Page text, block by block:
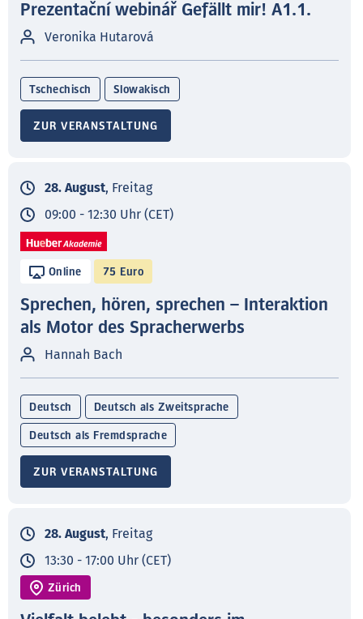
Prezentační webinář Gefällt mir! A1.1.
Veronika Hutarová
Tschechisch Slowakisch
ZUR VERANSTALTUNG
28. August, Freitag
09:00 - 12:30 Uhr (CET)
Online 75 Euro
Sprechen, hören, sprechen – Interaktion
als Motor des Spracherwerbs
Hannah Bach
Deutsch Deutsch als Zweitsprache
Deutsch als Fremdsprache
ZUR VERANSTALTUNG
28. August, Freitag
13:30 - 17:00 Uhr (CET)
Zürich